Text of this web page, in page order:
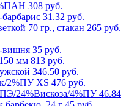
308 руб.
31.32 руб.
265 руб.
35 руб.
813 руб.
346.50 руб.
476 руб.
46.84